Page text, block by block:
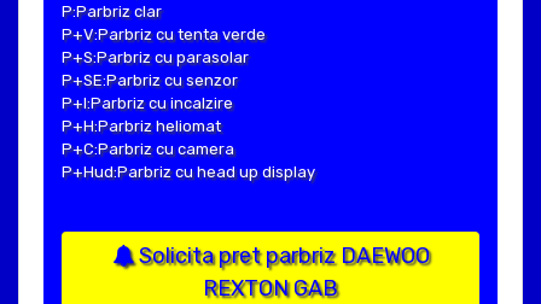
P:Parbriz clar
P+V:Parbriz cu tenta verde
P+S:Parbriz cu parasolar
P+SE:Parbriz cu senzor
P+I:Parbriz cu incalzire
P+H:Parbriz heliomat
P+C:Parbriz cu camera
P+Hud:Parbriz cu head up display
Solicita pret parbriz DAEWOO
REXTON GAB